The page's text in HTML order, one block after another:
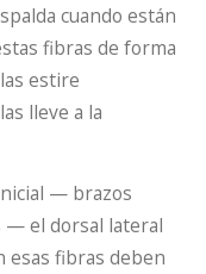
cuando están
fibras de forma
estire
lleve a la
— brazos
— el dorsal lateral
esas fibras deben